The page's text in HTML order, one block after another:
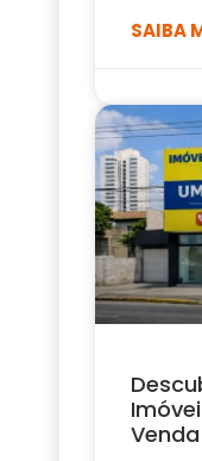
SAIBA